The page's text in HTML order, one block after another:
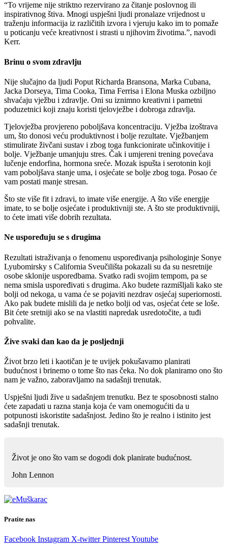
“To vrijeme nije striktno rezervirano za čitanje poslovnog ili
inspirativnog štiva. Mnogi uspješni ljudi pronalaze vrijednost u
traženju informacija iz različitih izvora i vjeruju kako im to pomaže
u poticanju veće kreativnost i strasti u njihovim životima.”, navodi
Kerr.
Brinu o svom zdravlju
Nije slučajno da ljudi Poput Richarda Bransona, Marka Cubana,
Jacka Dorseya, Tima Cooka, Tima Ferrisa i Elona Muska ozbiljno
shvaćaju vježbu i zdravlje. Oni su iznimno kreativni i pametni
poduzetnici koji znaju koristi tjelovježbe i dobroga zdravlja.
Tjelovježba provjereno poboljšava koncentraciju. Vježba izoštrava
um, što donosi veću produktivnost i bolje rezultate. Vježbanjem
stimulirate živčani sustav i zbog toga funkcionirate učinkovitije i
bolje. Vježbanje umanjuju stres. Čak i umjereni trening povećava
lučenje endorfina, hormona sreće. Mozak ispušta i serotonin koji
vam poboljšava stanje uma, i osjećate se bolje zbog toga. Posao će
vam postati manje stresan.
Što ste više fit i zdravi, to imate više energije. A što više energije
imate, to se bolje osjećate i produktivniji ste. A što ste produktivniji,
to ćete imati više dobrih rezultata.
Ne uspoređuju se s drugima
Rezultati istraživanja o fenomenu uspoređivanja psihologinje Sonye
Lyubomirsky s California Sveučilišta pokazali su da su nesretnije
osobe sklonije usporedbama. Svatko radi svojim tempom, pa se
nema smisla uspoređivati s drugima. Ako budete razmišljali kako ste
bolji od nekoga, u vama će se pojaviti nezdrav osjećaj superiornosti.
Ako pak budete mislili da je netko bolji od vas, osjećat ćete se loše.
Bit ćete sretniji ako se na vlastiti napredak usredotočite, a tuđi
pohvalite.
Žive svaki dan kao da je posljednji
Život brzo leti i kaotičan je te uvijek pokušavamo planirati
budućnost i brinemo o tome što nas čeka. No dok planiramo ono što
nam je važno, zaboravljamo na sadašnji trenutak.
Uspješni ljudi žive u sadašnjem trenutku. Bez te sposobnosti stalno
ćete zapadati u razna stanja koja će vam onemogućiti da u
potpunosti iskoristite sadašnjost. Jedino što je realno i istinito jest
sadašnji trenutak.
Život je ono što vam se dogodi dok planirate budućnost.
John Lennon
Pratite nas
Facebook Instagram X-twitter PinterestYoutube